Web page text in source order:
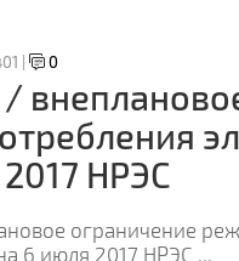
| 0
НРЭС
ограничение
6 июля 2017 НРЭС ...